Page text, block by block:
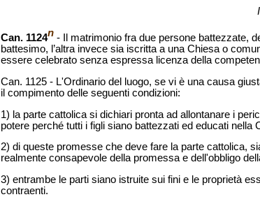
Can. 1124n - Il matrimonio fra due persone battezzate,
battesimo, l’altra invece sia iscritta a una Chiesa o
essere celebrato senza espressa licenza della
Can. 1125 - L'Ordinario del luogo, se vi è una causa
il compimento delle seguenti condizioni:
1) la parte cattolica si dichiari pronta ad allontanare i
potere perché tutti i figli siano battezzati ed educati nella
2) di queste promesse che deve fare la parte cattolica,
realmente consapevole della promessa e dell'obbligo
3) entrambe le parti siano istruite sui fini e le proprietà
contraenti.